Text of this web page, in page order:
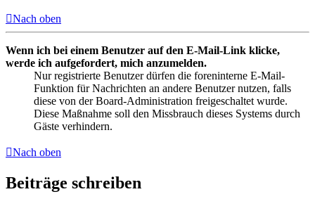
Nach oben
Wenn ich bei einem Benutzer auf den E-Mail-Link klicke,
werde ich aufgefordert, mich anzumelden.
Nur registrierte Benutzer dürfen die foreninterne E-Mail-
Funktion für Nachrichten an andere Benutzer nutzen, falls
diese von der Board-Administration freigeschaltet wurde.
Diese Maßnahme soll den Missbrauch dieses Systems durch
Gäste verhindern.
Nach oben
Beiträge schreiben